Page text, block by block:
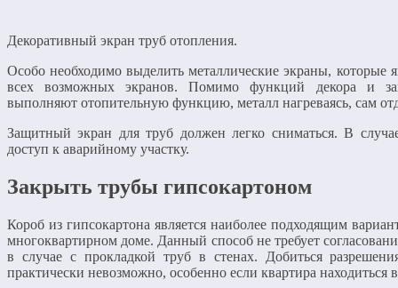
Декоративный экран труб отопления.
Особо необходимо выделить металлические экраны,
всех возможных экранов. Помимо функций декора и
выполняют отопительную функцию, металл нагреваясь, сам
Защитный экран для труб должен легко сниматься. В
доступ к аварийному участку.
Закрыть трубы гипсокартоном
Короб из гипсокартона является наиболее подходящим
многоквартирном доме. Данный способ не требует
в случае с прокладкой труб в стенах. Добиться
практически невозможно, особенно если квартира находиться